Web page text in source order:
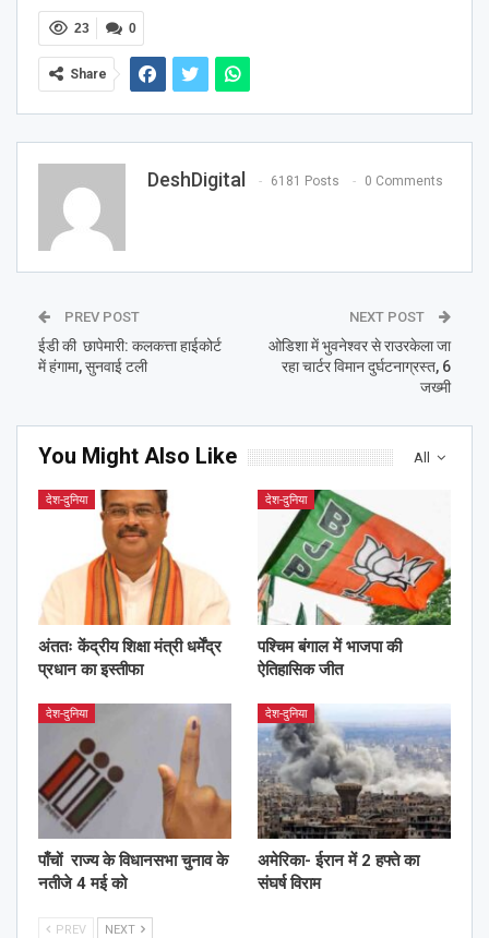
0
23
Share
DeshDigital 6181 Posts 0 Comments
PREV POST
ईडी की छापेमारी: कलकत्ता हाईकोर्ट
में हंगामा, सुनवाई टली
NEXT POST
ओडिशा में भुवनेश्वर से राउरकेला जा
रहा चार्टर विमान दुर्घटनाग्रस्त, 6
जख्मी
All
You Might Also Like
देश-दुनिया
अंततः केंद्रीय शिक्षा मंत्री धर्मेंद्र
प्रधान का इस्तीफा
देश-दुनिया
पश्चिम बंगाल में भाजपा की
ऐतिहासिक जीत
देश-दुनिया
पाँचों राज्य के विधानसभा चुनाव के
नतीजे 4 मई को
देश-दुनिया
अमेरिका- ईरान में 2 हफ्ते का
संघर्ष विराम
PREV NEXT